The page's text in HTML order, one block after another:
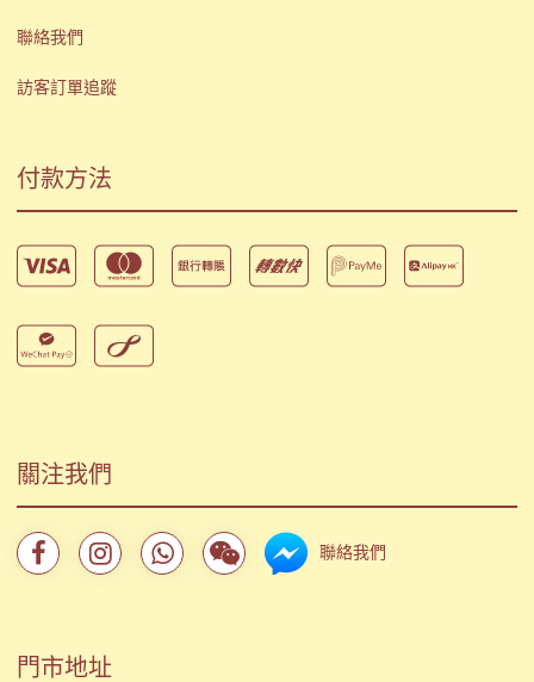
聯絡我們
訪客訂單追蹤
付款方法
關注我們
聯絡我們
門市地址